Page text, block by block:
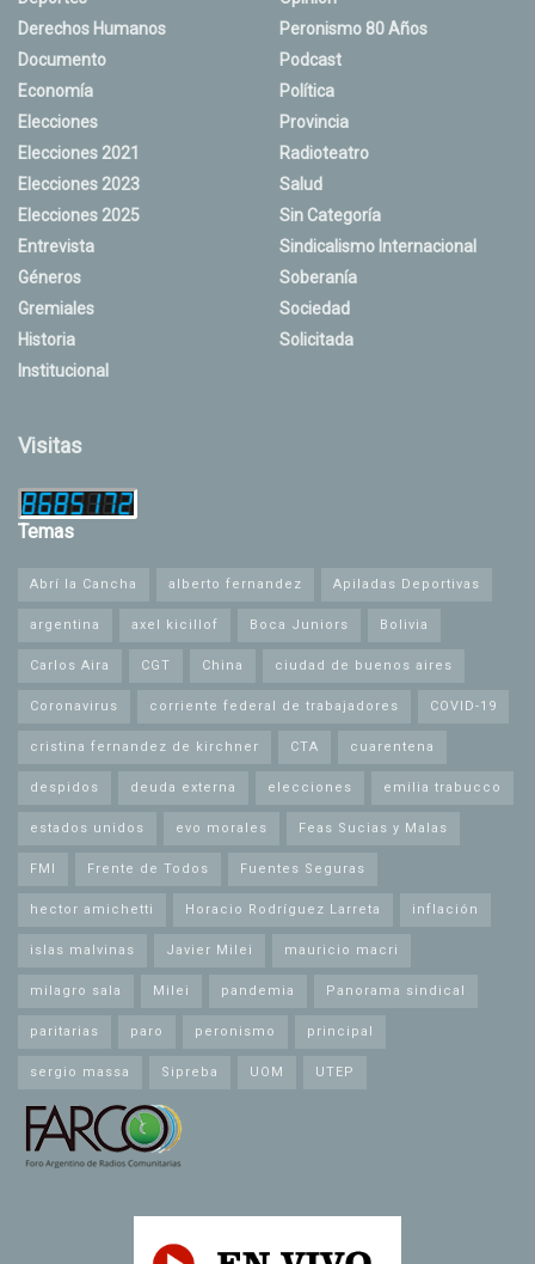
Derechos Humanos
Documento
Economía
Elecciones
Elecciones 2021
Elecciones 2023
Elecciones 2025
Entrevista
Géneros
Gremiales
Historia
Institucional
Peronismo 80 Años
Podcast
Política
Provincia
Radioteatro
Salud
Sin Categoría
Sindicalismo Internacional
Soberanía
Sociedad
Solicitada
Visitas
Temas
Abrí la Cancha alberto fernandez Apiladas Deportivas
argentina axel kicillof Boca Juniors Bolivia
Carlos Aira CGT China ciudad de buenos aires
Coronavirus corriente federal de trabajadores COVID-19
cristina fernandez de kirchner CTA cuarentena
despidos deuda externa elecciones emilia trabucco
estados unidos evo morales Feas Sucias y Malas
FMI Frente de Todos Fuentes Seguras
hector amichetti Horacio Rodríguez Larreta inflación
islas malvinas Javier Milei mauricio macri
milagro sala Milei pandemia Panorama sindical
paritarias paro peronismo principal
sergio massa Sipreba UOM UTEP